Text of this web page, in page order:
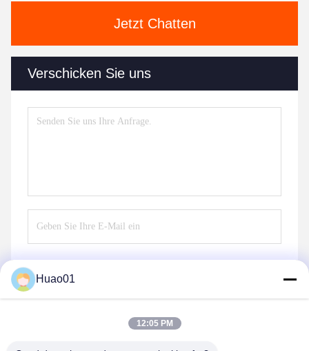
Jetzt Chatten
Verschicken Sie uns
Huao01
12:05 PM